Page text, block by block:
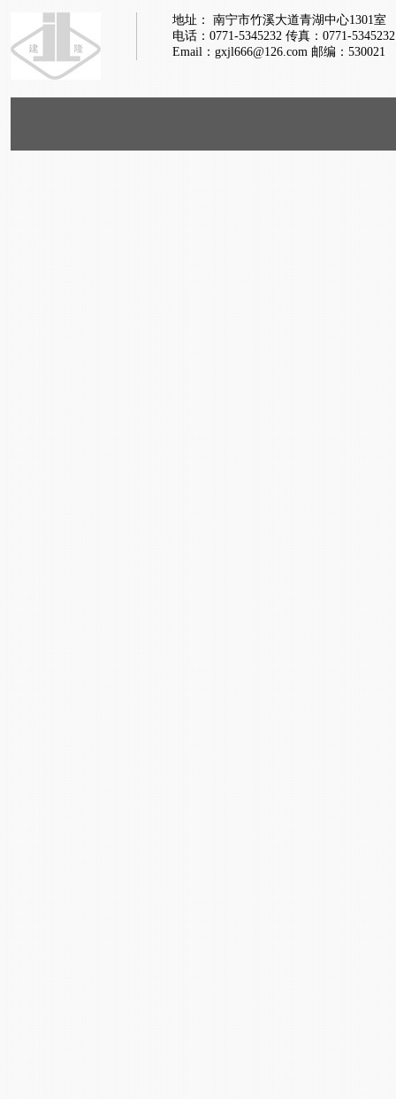
地址： 南宁市竹溪大道青湖中心1301室
电话：0771-5345232 传真：0771-5345232
Email：gxjl666@126.com 邮编：530021